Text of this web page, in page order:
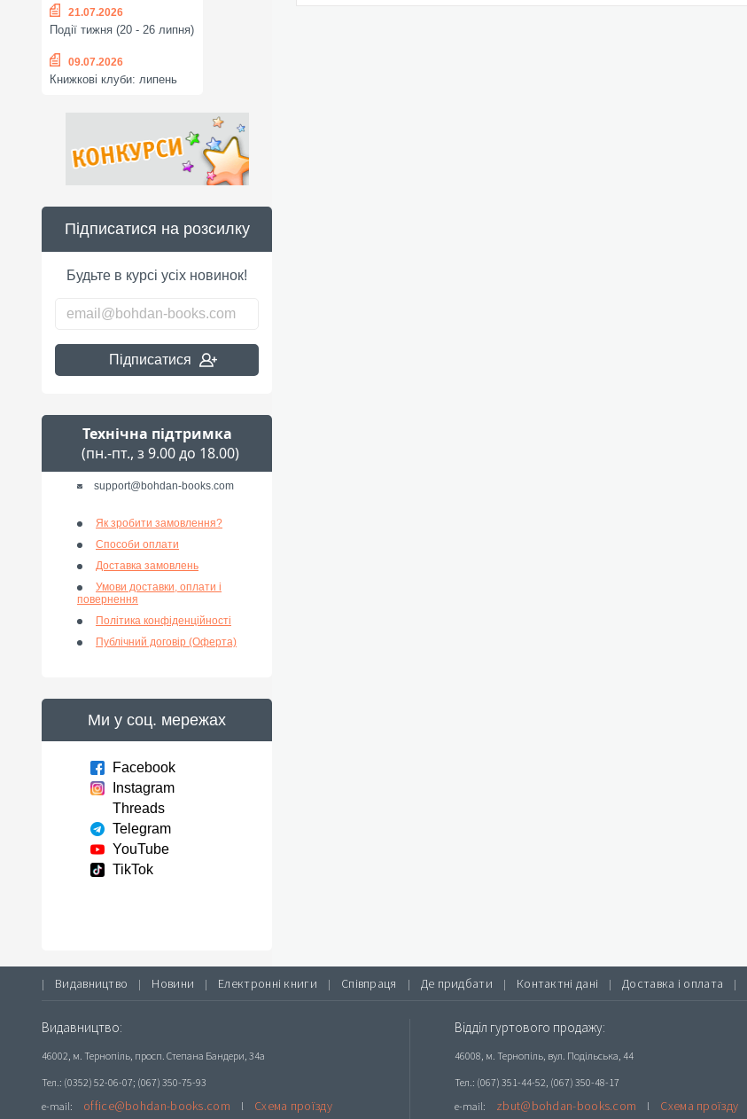
21.07.2026
Події тижня (20 - 26 липня)
09.07.2026
Книжкові клуби: липень
Підписатися на розсилку
Будьте в курсі усіх новинок!
Підписатися
Технічна підтримка
(пн.-пт., з 9.00 до 18.00)
support@bohdan-books.com
Як зробити замовлення?
Способи оплати
Доставка замовлень
Умови доставки, оплати і
повернення
Політика конфіденційності
Публічний договір (Оферта)
Ми у соц. мережах
Facebook
Instagram
Threads
Telegram
YouTube
TikTok
| Видавництво | Новини | Електронні книги | Співпраця | Де придбати | Контактні дані | Доставка і оплата |
Видавництво:
46002, м. Тернопіль, просп. Степана Бандери, 34а
Тел.: (0352) 52-06-07; (067) 350-75-93
e-mail:
office@bohdan-books.com l Схема проїзду
Відділ гуртового продажу:
46008, м. Тернопіль, вул. Подільська, 44
Тел.: (067) 351-44-52, (067) 350-48-17
e-mail:
zbut@bohdan-books.com l Схема проїзду